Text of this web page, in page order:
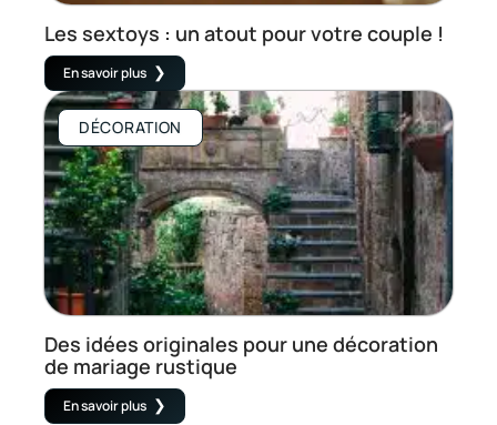
Les sextoys : un atout pour votre couple !
En savoir plus
DÉCORATION
Des idées originales pour une décoration
de mariage rustique
En savoir plus